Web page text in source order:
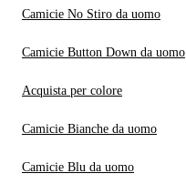
Camicie No Stiro da uomo
Camicie Button Down da uomo
Acquista per colore
Camicie Bianche da uomo
Camicie Blu da uomo